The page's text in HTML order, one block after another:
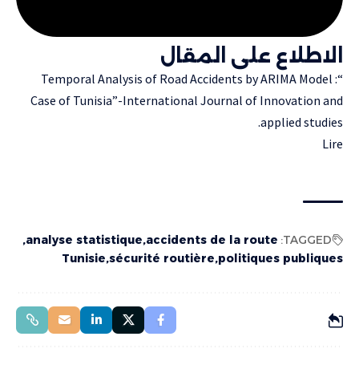
الاطلاع على المقال
“Temporal Analysis of Road Accidents by ARIMA Model :
Case of Tunisia”-International Journal of Innovation and
applied studies.
Lire
TAGGED:
accidents de la route
analyse statistique
politiques publiques
sécurité routière
Tunisie